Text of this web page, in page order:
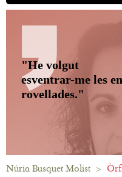
"He volgut
esventrar-me les
rovellades."
Núria Busquet Molist >